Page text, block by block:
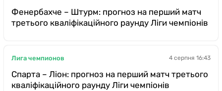
Фенербахче – Штурм: прогноз на перший матч
третього кваліфікаційного раунду Ліги чемпіонів
Лига чемпионов 4 серпня 16:43
Спарта – Ліон: прогноз на перший матч третього
кваліфікаційного раунду Ліги чемпіонів